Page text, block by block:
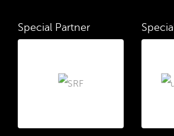
Special Partner